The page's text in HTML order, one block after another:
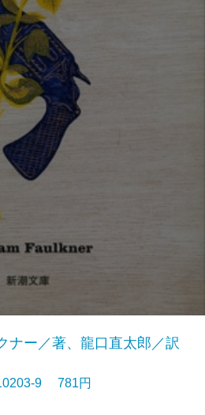
ナー／著、龍口直太郎／訳
9 781円